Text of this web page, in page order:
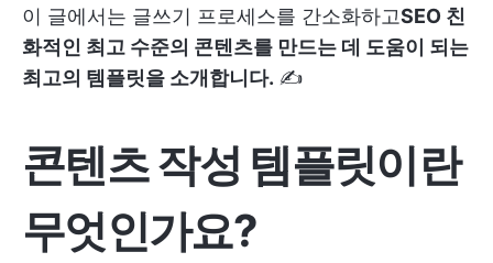
이 글에서는 글쓰기 프로세스를 간소화하고SEO 친
화적인 최고 수준의 콘텐츠를 만드는 데 도움이 되는
최고의 템플릿을 소개합니다. ✍️
콘텐츠 작성 템플릿이란
무엇인가요?